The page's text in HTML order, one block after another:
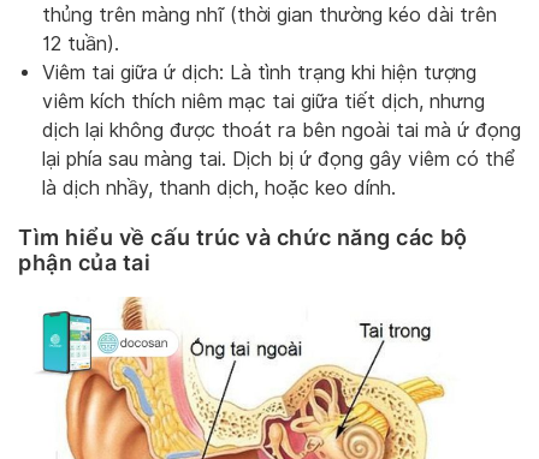
thủng trên màng nhĩ (thời gian thường kéo dài trên
12 tuần).
Viêm tai giữa ứ dịch: Là tình trạng khi hiện tượng
viêm kích thích niêm mạc tai giữa tiết dịch, nhưng
dịch lại không được thoát ra bên ngoài tai mà ứ đọng
lại phía sau màng tai. Dịch bị ứ đọng gây viêm có thể
là dịch nhầy, thanh dịch, hoặc keo dính.
Tìm hiểu về cấu trúc và chức năng các bộ
phận của tai